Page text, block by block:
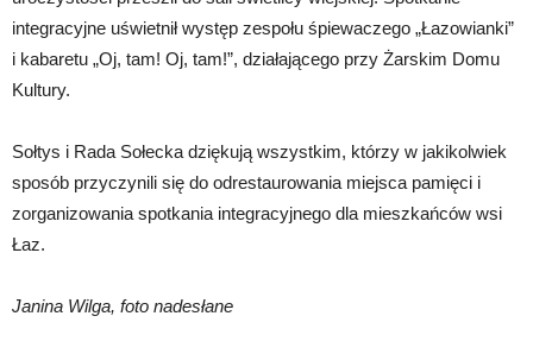
integracyjne uświetnił występ zespołu śpiewaczego „Łazowianki”
i kabaretu „Oj, tam! Oj, tam!”, działającego przy Żarskim Domu
Kultury.
Sołtys i Rada Sołecka dziękują wszystkim, którzy w jakikolwiek
sposób przyczynili się do odrestaurowania miejsca pamięci i
zorganizowania spotkania integracyjnego dla mieszkańców wsi
Łaz.
Janina Wilga, foto nadesłane